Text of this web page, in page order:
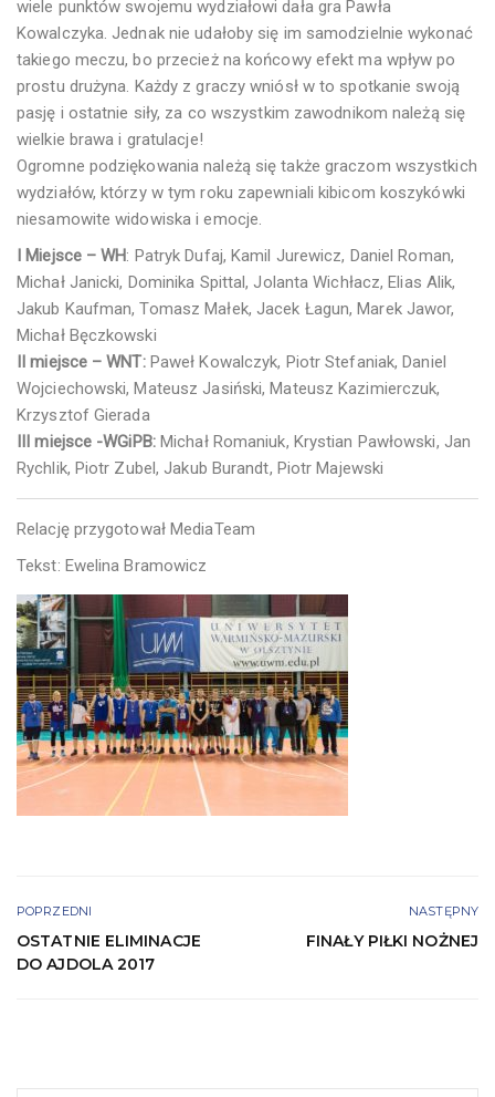
wiele punktów swojemu wydziałowi dała gra Pawła
Kowalczyka. Jednak nie udałoby się im samodzielnie wykonać
takiego meczu, bo przecież na końcowy efekt ma wpływ po
prostu drużyna. Każdy z graczy wniósł w to spotkanie swoją
pasję i ostatnie siły, za co wszystkim zawodnikom należą się
wielkie brawa i gratulacje!
Ogromne podziękowania należą się także graczom wszystkich
wydziałów, którzy w tym roku zapewniali kibicom koszykówki
niesamowite widowiska i emocje.
I Miejsce – WH: Patryk Dufaj, Kamil Jurewicz, Daniel Roman,
Michał Janicki, Dominika Spittal, Jolanta Wichłacz, Elias Alik,
Jakub Kaufman, Tomasz Małek, Jacek Łagun, Marek Jawor,
Michał Bęczkowski
II miejsce – WNT:Paweł Kowalczyk, Piotr Stefaniak, Daniel
Wojciechowski, Mateusz Jasiński, Mateusz Kazimierczuk,
Krzysztof Gierada
III miejsce -WGiPB:Michał Romaniuk, Krystian Pawłowski, Jan
Rychlik, Piotr Zubel, Jakub Burandt, Piotr Majewski
Relację przygotował MediaTeam
Tekst: Ewelina Bramowicz
POPRZEDNI
OSTATNIE ELIMINACJE
DO AJDOLA 2017
NASTĘPNY
FINAŁY PIŁKI NOŻNEJ